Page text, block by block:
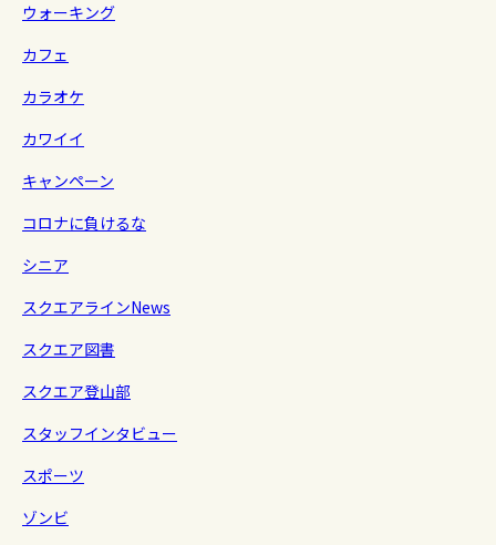
ウォーキング
カフェ
カラオケ
カワイイ
キャンペーン
コロナに負けるな
シニア
スクエアラインNews
スクエア図書
スクエア登山部
スタッフインタビュー
スポーツ
ゾンビ